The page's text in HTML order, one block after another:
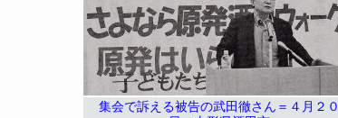
集会で訴える被告の武田徹さん＝４月２０